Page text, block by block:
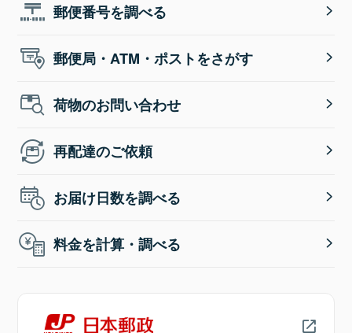
郵便番号を調べる
郵便局・ATM・ポストをさがす
荷物のお問い合わせ
再配達のご依頼
お届け日数を調べる
料金を計算・調べる